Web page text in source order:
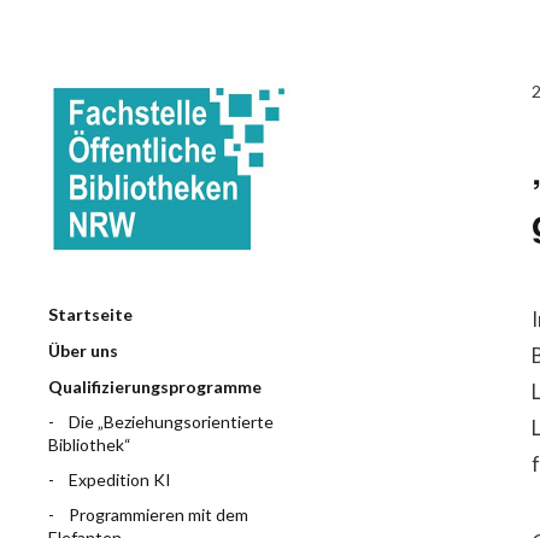
Startseite
Über uns
Qualifizierungsprogramme
Die „Beziehungsorientierte
Bibliothek“
Expedition KI
Programmieren mit dem